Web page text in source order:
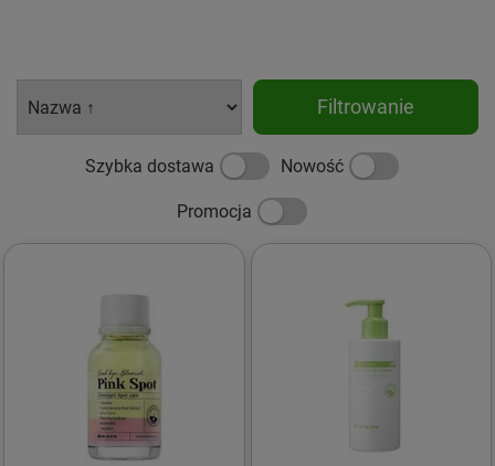
Filtrowanie
Szybka dostawa Nowość
Promocja